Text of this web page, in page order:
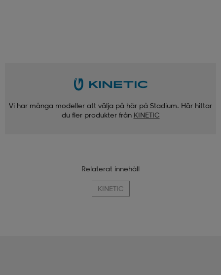
Vi har många modeller att välja på här på Stadium. Här hittar
du fler produkter från KINETIC
Relaterat innehåll
KINETIC